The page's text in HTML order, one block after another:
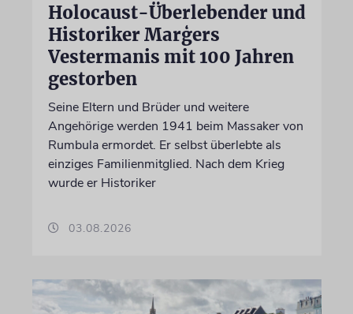
Holocaust-Überlebender und
Historiker Marģers
Vestermanis mit 100 Jahren
gestorben
Seine Eltern und Brüder und weitere
Angehörige werden 1941 beim Massaker von
Rumbula ermordet. Er selbst überlebte als
einziges Familienmitglied. Nach dem Krieg
wurde er Historiker
03.08.2026